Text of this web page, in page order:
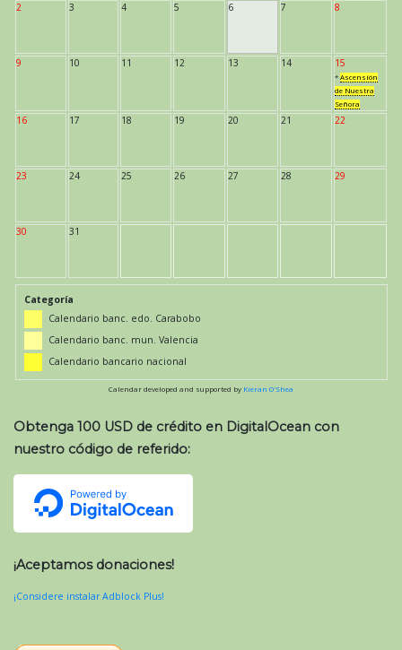
2 3 4 5 6 7 8
9 10 11 12 13 14 15
* Ascensión
de Nuestra
Señora
16 17 18 19 20 21 22
23 24 25 26 27 28 29
30 31
Categoría
Calendario banc. edo. Carabobo
Calendario banc. mun. Valencia
Calendario bancario nacional
Calendar developed and supported by Kieran O'Shea
Obtenga 100 USD de crédito en DigitalOcean con
nuestro código de referido:
¡Aceptamos donaciones!
¡Considere instalar Adblock Plus!